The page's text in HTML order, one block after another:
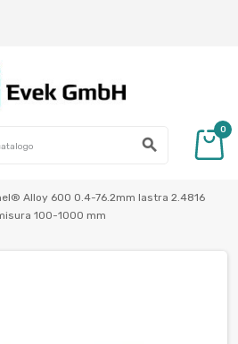
search
0
Alloy 600 0.4-76.2mm lastra 2.4816
100-1000 mm